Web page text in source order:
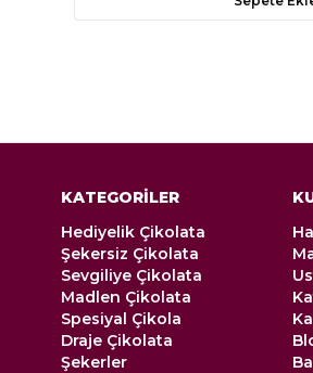
KATEGORİLER
Hediyelik Çikolata
Şekersiz Çikolata
Sevgiliye Çikolata
Madlen Çikolata
Spesiyal Çikola
Draje Çikolata
Şekerler